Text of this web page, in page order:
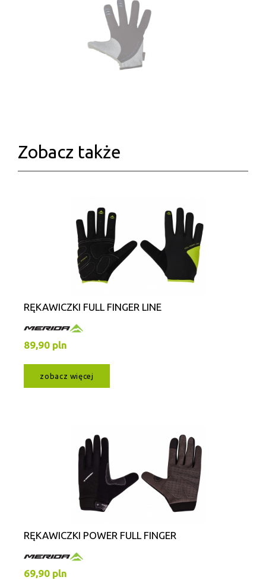
Zobacz także
RĘKAWICZKI FULL FINGER LINE
89,90 pln
zobacz więcej
RĘKAWICZKI POWER FULL FINGER
69,90 pln